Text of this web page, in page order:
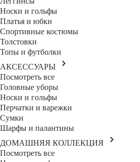
Носки и гольфы
Платья и юбки
Спортивные костюмы
Толстовки
Топы и футболки
АКСЕССУАРЫ
Посмотреть все
Головные уборы
Носки и гольфы
Перчатки и варежки
Сумки
Шарфы и палантины
ДОМАШНЯЯ КОЛЛЕКЦИЯ
Посмотреть все